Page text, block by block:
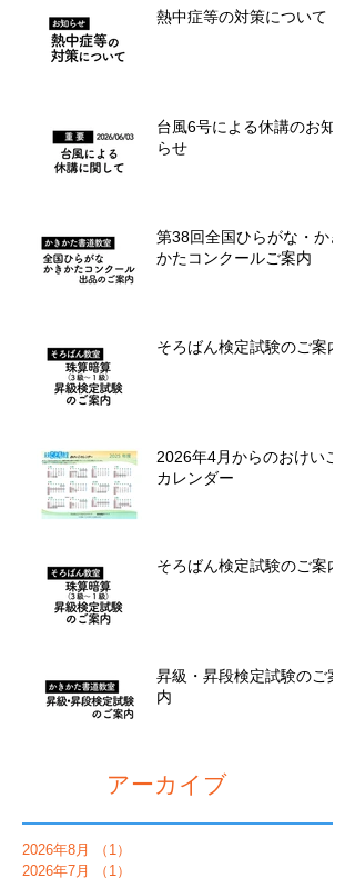
熱中症等の対策について
台風6号による休講のお知
らせ
第38回全国ひらがな・かき
かたコンクールご案内
そろばん検定試験のご案内
2026年4月からのおけいこ
カレンダー
そろばん検定試験のご案内
昇級・昇段検定試験のご案
内
アーカイブ
2026年8月 （1）
2026年7月
（1）